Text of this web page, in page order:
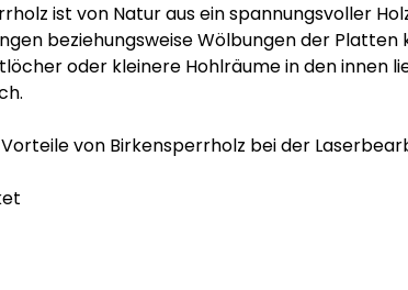
ist von Natur aus ein spannungsvoller
beziehungsweise Wölbungen der Platten
oder kleinere Hohlräume in den innen
von Birkensperrholz bei der